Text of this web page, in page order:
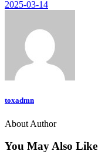
2025-03-14
toxadmn
About Author
You May Also Like